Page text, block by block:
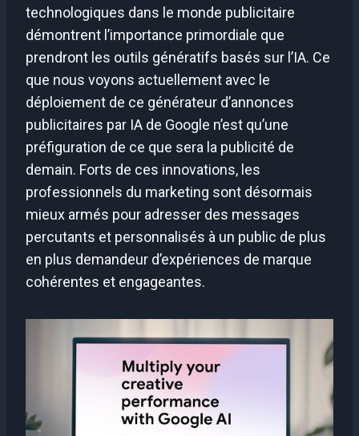
technologiques dans le monde publicitaire
démontrent l’importance primordiale que
prendront les outils génératifs basés sur l’IA. Ce
que nous voyons actuellement avec le
déploiement de ce générateur d’annonces
publicitaires par IA de Google n’est qu’une
préfiguration de ce que sera la publicité de
demain. Forts de ces innovations, les
professionnels du marketing sont désormais
mieux armés pour adresser des messages
percutants et personnalisés à un public de plus
en plus demandeur d’expériences de marque
cohérentes et engageantes.